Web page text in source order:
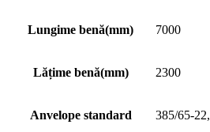
Lungime benă(mm) 7000
Lățime benă(mm) 2300
Anvelope standard 385/65-